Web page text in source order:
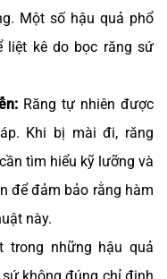
Một số hậu quả phổ
liệt kê do bọc răng sứ
Răng tự nhiên được
Khi bị mài đi, răng
tìm hiểu kỹ lưỡng và
để đảm bảo rằng hàm
này.
trong những hậu quả